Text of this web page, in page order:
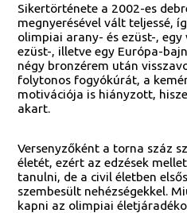
Sikertörténete a 2002-es
megnyerésével vált teljessé,
olimpiai arany- és ezüst-,
ezüst-, illetve egy Európa-
négy bronzérem után
folytonos fogyókúrát, a
motivációja is hiányzott,
akart.
Versenyzőként a torna száz
életét, ezért az edzések
tanulni, de a civil életben
szembesült nehézségekkel.
kapni az olimpiai